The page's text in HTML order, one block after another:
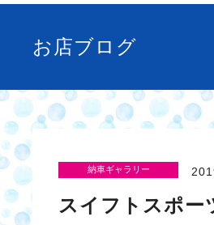
お店ブログ
納車ギャラリー
スイフトスポ